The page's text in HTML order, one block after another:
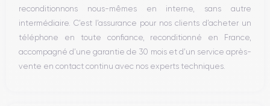
reconditionnons nous-mêmes en interne, sans autre
intermédiaire. C’est l’assurance pour nos clients d’acheter un
téléphone en toute confiance, reconditionné en France,
accompagné d’une garantie de 30 mois et d’un service après-
vente en contact continu avec nos experts techniques.